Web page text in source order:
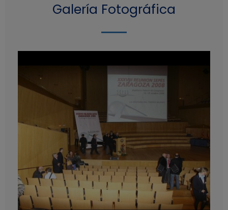
Galería Fotográfica